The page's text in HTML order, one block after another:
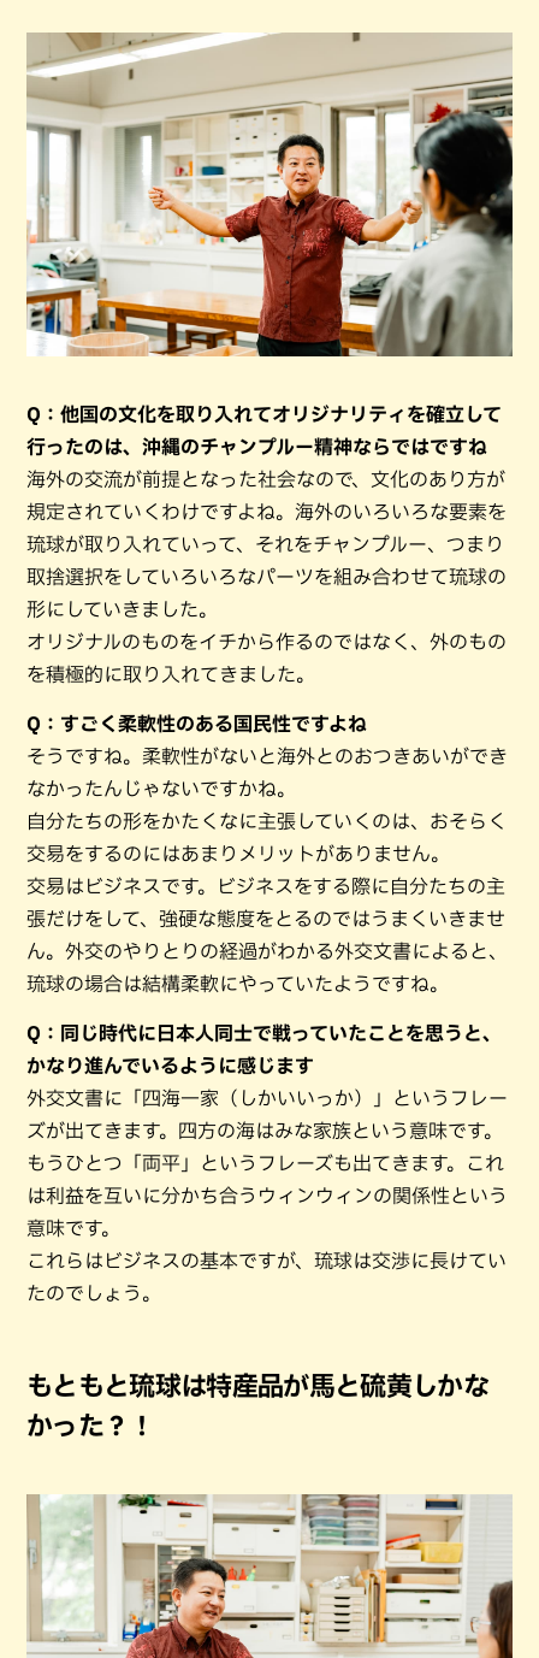
Q：他国の文化を取り入れてオリジナリティを確立して
行ったのは、沖縄のチャンプルー精神ならではですね
海外の交流が前提となった社会なので、文化のあり方が
規定されていくわけですよね。海外のいろいろな要素を
琉球が取り入れていって、それをチャンプルー、つまり
取捨選択をしていろいろなパーツを組み合わせて琉球の
形にしていきました。
オリジナルのものをイチから作るのではなく、外のもの
を積極的に取り入れてきました。
Q：すごく柔軟性のある国民性ですよね
そうですね。柔軟性がないと海外とのおつきあいができ
なかったんじゃないですかね。
自分たちの形をかたくなに主張していくのは、おそらく
交易をするのにはあまりメリットがありません。
交易はビジネスです。ビジネスをする際に自分たちの主
張だけをして、強硬な態度をとるのではうまくいきませ
ん。外交のやりとりの経過がわかる外交文書によると、
琉球の場合は結構柔軟にやっていたようですね。
Q：同じ時代に日本人同士で戦っていたことを思うと、
かなり進んでいるように感じます
外交文書に「四海一家（しかいいっか）」というフレー
ズが出てきます。四方の海はみな家族という意味です。
もうひとつ「両平」というフレーズも出てきます。これ
は利益を互いに分かち合うウィンウィンの関係性という
意味です。
これらはビジネスの基本ですが、琉球は交渉に長けてい
たのでしょう。
もともと琉球は特産品が馬と硫黄しかな
かった？！